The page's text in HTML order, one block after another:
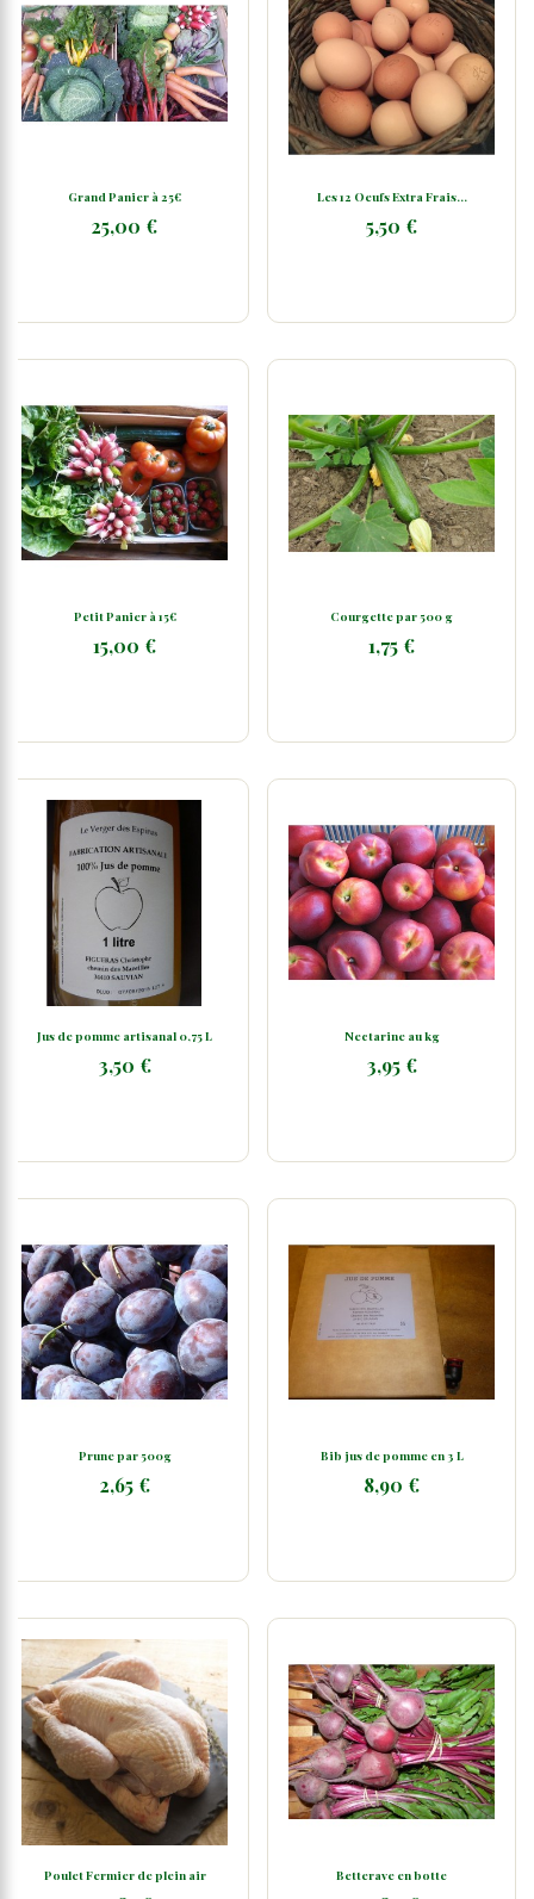
Grand Panier à 25€
25,00 €
Les 12 Oeufs Extra Frais...
5,50 €
Petit Panier à 15€
15,00 €
Courgette par 500 g
1,75 €
Jus de pomme artisanal 0,75 L
3,50 €
Nectarine au kg
3,95 €
Prune par 500g
2,65 €
Bib jus de pomme en 3 L
8,90 €
Poulet Fermier de plein air Betterave en botte